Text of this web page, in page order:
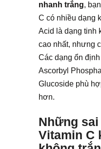
nhanh trắng,
C có nhiều dạng
Acid là dạng tinh
cao nhất, nhưng
Các dạng ổn
Ascorbyl
Glucoside phù
hơn.
Những
Vitamin C